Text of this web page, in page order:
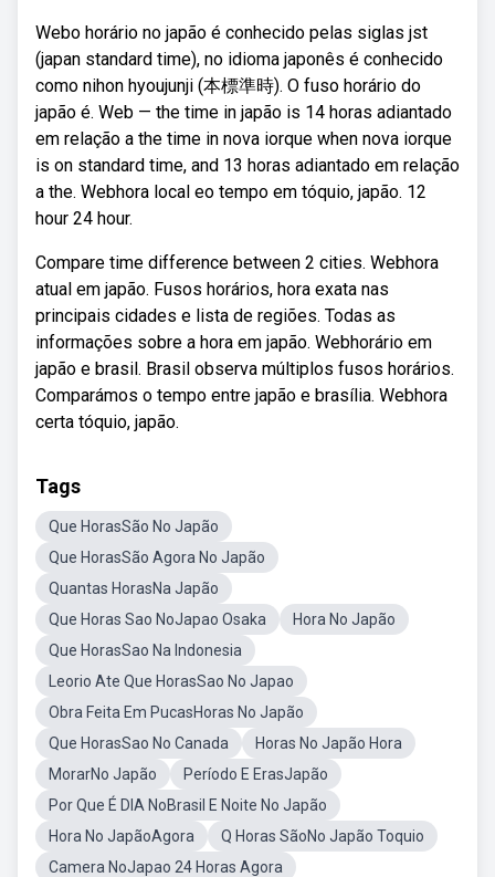
Webo horário no japão é conhecido pelas siglas jst
(japan standard time), no idioma japonês é conhecido
como nihon hyoujunji (本標準時). O fuso horário do
japão é. Web — the time in japão is 14 horas adiantado
em relação a the time in nova iorque when nova iorque
is on standard time, and 13 horas adiantado em relação
a the. Webhora local eo tempo em tóquio, japão. 12
hour 24 hour.
Compare time difference between 2 cities. Webhora
atual em japão. Fusos horários, hora exata nas
principais cidades e lista de regiões. Todas as
informações sobre a hora em japão. Webhorário em
japão e brasil. Brasil observa múltiplos fusos horários.
Comparámos o tempo entre japão e brasília. Webhora
certa tóquio, japão.
Tags
Que HorasSão No Japão
Que HorasSão Agora No Japão
Quantas HorasNa Japão
Que Horas Sao NoJapao Osaka
Hora No Japão
Que HorasSao Na Indonesia
Leorio Ate Que HorasSao No Japao
Obra Feita Em PucasHoras No Japão
Que HorasSao No Canada
Horas No Japão Hora
MorarNo Japão
Período E ErasJapão
Por Que É DIA NoBrasil E Noite No Japão
Hora No JapãoAgora
Q Horas SãoNo Japão Toquio
Camera NoJapao 24 Horas Agora